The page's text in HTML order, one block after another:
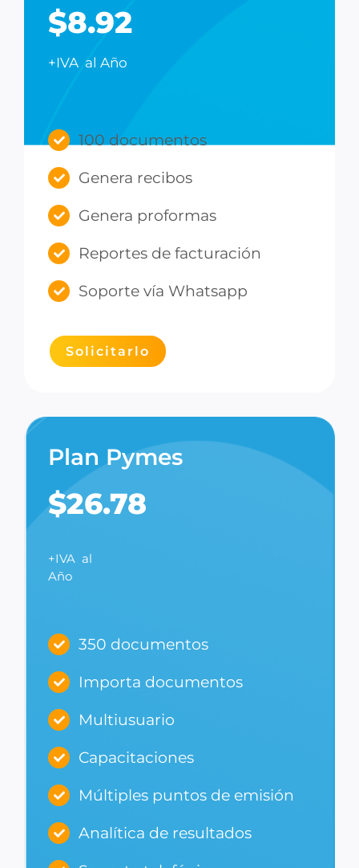
$8.92
+IVA al Año
100 documentos
Genera recibos
Genera proformas
Reportes de facturación
Soporte vía Whatsapp
Solicitarlo
Plan Pymes
$26.78
+IVA al
Año
350 documentos
Importa documentos
Multiusuario
Capacitaciones
Múltiples puntos de emisión
Analítica de resultados